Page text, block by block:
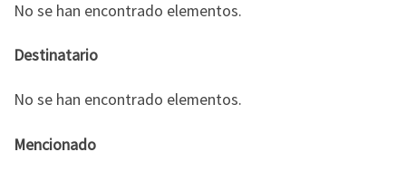
No se han encontrado elementos.
Destinatario
No se han encontrado elementos.
Mencionado